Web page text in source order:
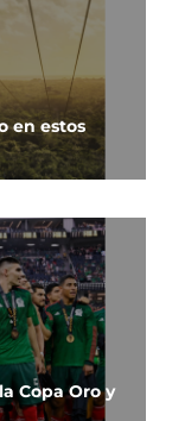
en estos
Copa Oro y